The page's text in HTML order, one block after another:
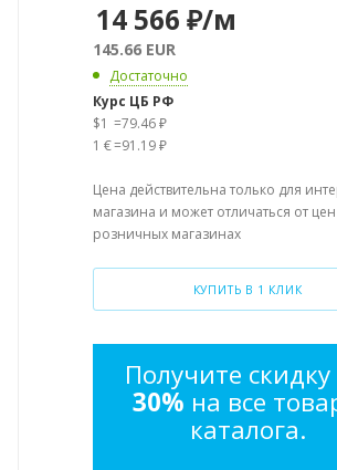
14 566 ₽/м
145.66 EUR
Достаточно
Курс ЦБ РФ
$1 =79.46 ₽
1 €=91.19 ₽
Цена действительна только для
магазина и может отличаться от
розничных магазинах
КУПИТЬ В 1 КЛИК
Получите скидку
30% на все
каталога.